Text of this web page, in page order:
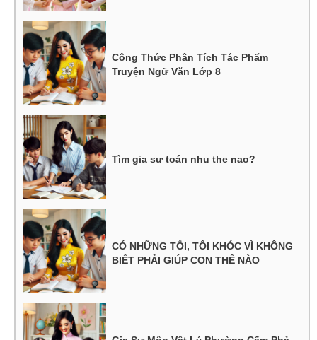
Công Thức Phân Tích Tác Phẩm
Truyện Ngữ Văn Lớp 8
Tìm gia sư toán nhu the nao?
CÓ NHỮNG TỐI, TÔI KHÓC VÌ KHÔNG
BIẾT PHẢI GIÚP CON THẾ NÀO